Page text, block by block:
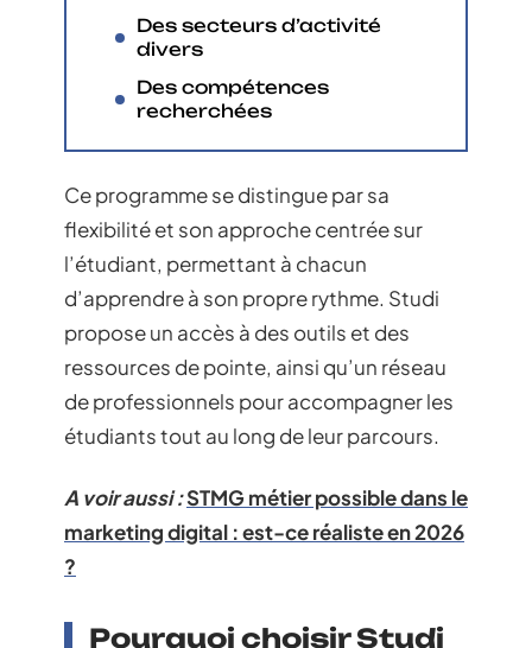
Des secteurs d’activité
divers
Des compétences
recherchées
Ce programme se distingue par sa
flexibilité et son approche centrée sur
l’étudiant, permettant à chacun
d’apprendre à son propre rythme. Studi
propose un accès à des outils et des
ressources de pointe, ainsi qu’un réseau
de professionnels pour accompagner les
étudiants tout au long de leur parcours.
A voir aussi :STMG métier possible dans le
marketing digital : est-ce réaliste en 2026
?
Pourquoi choisir Studi